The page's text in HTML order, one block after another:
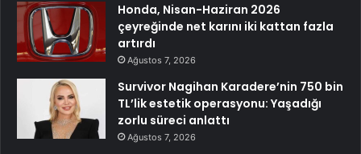
Honda, Nisan-Haziran 2026
çeyreğinde net karını iki kattan fazla
artırdı
Ağustos 7, 2026
Survivor Nagihan Karadere’nin 750 bin
TL’lik estetik operasyonu: Yaşadığı
zorlu süreci anlattı
Ağustos 7, 2026